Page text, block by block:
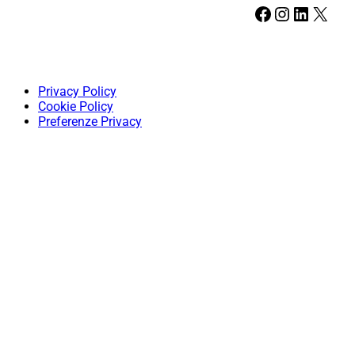
Facebook Instagram LinkedIn X
Privacy Policy
Cookie Policy
Preferenze Privacy